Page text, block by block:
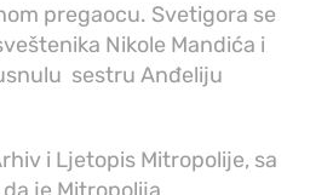
pregaocu. Svetigora se
Nikole Mandića i
sestru Anđeliju
i Ljetopis Mitropolije, sa